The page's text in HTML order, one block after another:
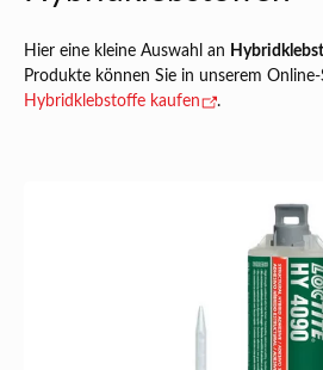
Hier eine kleine Auswahl an
Produkte können Sie in unserem
Hybridklebstoffe kaufen
.